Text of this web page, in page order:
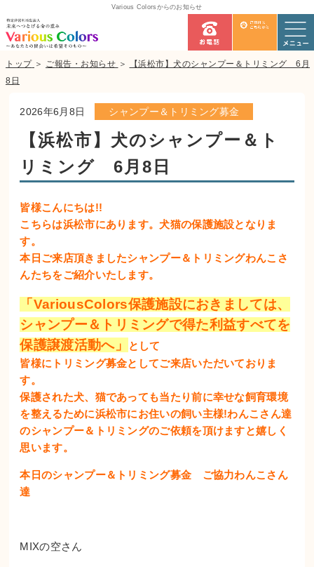
Various Colorsからのお知らせ
トップ ＞ ご報告・お知らせ ＞
【浜松市】犬のシャンプー＆トリミング 6月
8日
2026年6月8日 シャンプー＆トリミング募金
【浜松市】犬のシャンプー＆ト
リミング 6月8日
皆様こんにちは!!
こちらは浜松市にあります。犬猫の保護施設となりま
す。
本日ご来店頂きましたシャンプー＆トリミングわんこさ
んたちをご紹介いたします。
「VariousColors保護施設におきましては、
シャンプー＆トリミングで得た利益すべてを
保護譲渡活動へ」
として
皆様にトリミング募金としてご来店いただいておりま
す。
保護された犬、猫であっても当たり前に幸せな飼育環境
を整えるために浜松市にお住いの飼い主様!わんこさん達
のシャンプー＆トリミングのご依頼を頂けますと嬉しく
思います。
本日のシャンプー＆トリミング募金 ご協力わんこさん
達
MIXの空さん